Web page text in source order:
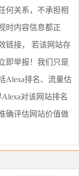
何关系，不承担相
时内容信息都正
链接， 若该网站存
即举报 ！我们只是
Alexa排名、流量估
对该网站排名
确评估网站价值做